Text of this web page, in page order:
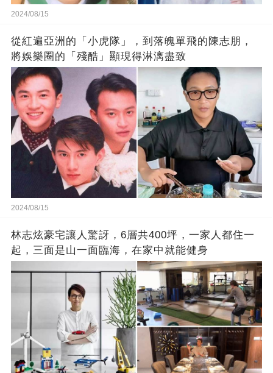
2024/08/15
從紅遍亞洲的「小虎隊」，到落魄單飛的陳志朋，
將娛樂圈的「殘酷」顯現得淋漓盡致
2024/08/15
林志炫豪宅讓人驚訝，6層共400坪，一家人都住一
起，三面是山一面臨海，在家中就能健身